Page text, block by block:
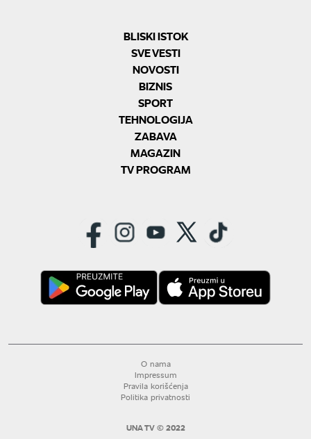
BLISKI ISTOK
SVE VESTI
NOVOSTI
BIZNIS
SPORT
TEHNOLOGIJA
ZABAVA
MAGAZIN
TV PROGRAM
O nama
Impressum
Pravila korišćenja
Politika privatnosti
UNA TV © 2022